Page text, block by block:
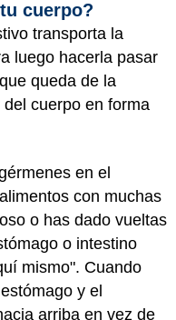
cuerpo?
transporta la
luego hacerla pasar
queda de la
cuerpo en forma
en el
con muchas
o has dado vueltas
o intestino
mismo". Cuando
y el
arriba en vez de